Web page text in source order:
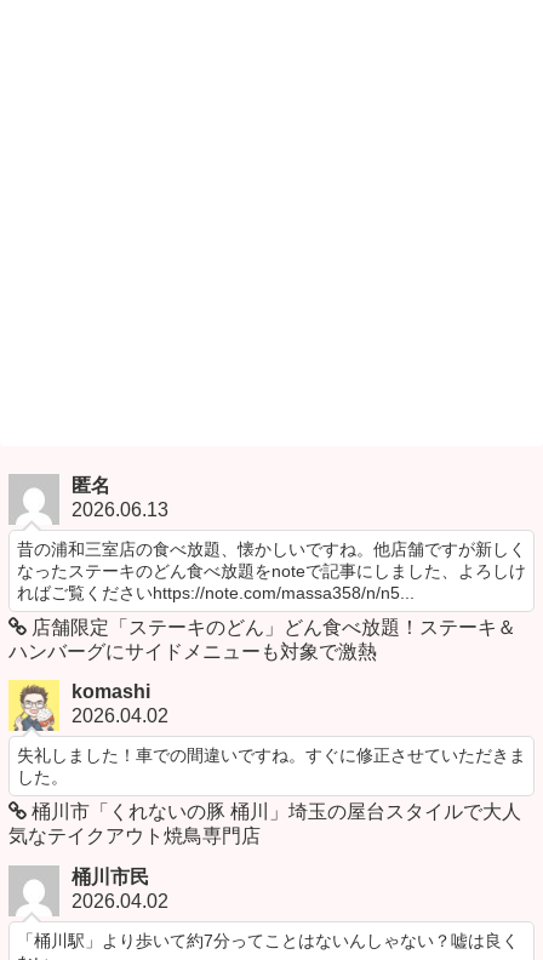
匿名
2026.06.13
昔の浦和三室店の食べ放題、懐かしいですね。他店舗ですが新しく
なったステーキのどん食べ放題をnoteで記事にしました、よろしけ
ればご覧くださいhttps://note.com/massa358/n/n5...
店舗限定「ステーキのどん」どん食べ放題！ステーキ＆
ハンバーグにサイドメニューも対象で激熱
komashi
2026.04.02
失礼しました！車での間違いですね。すぐに修正させていただきま
した。
桶川市「くれないの豚 桶川」埼玉の屋台スタイルで大人
気なテイクアウト焼鳥専門店
桶川市民
2026.04.02
「桶川駅」より歩いて約7分ってことはないんしゃない？嘘は良く